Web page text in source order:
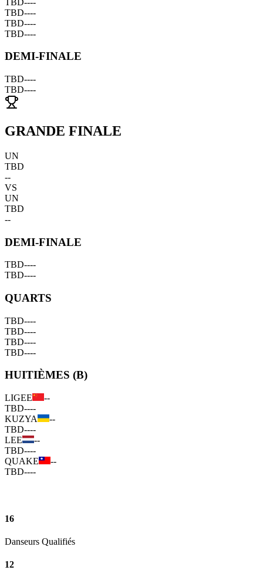
TBD----
TBD----
TBD----
DEMI-FINALE
TBD----
TBD----
GRANDE FINALE
UN
TBD
--
VS
UN
TBD
--
DEMI-FINALE
TBD----
TBD----
QUARTS
TBD----
TBD----
TBD----
TBD----
HUITIÈMES (B)
LIGEE
--
TBD----
KUZYA
--
TBD----
LEE
--
TBD----
QUAKE
--
TBD----
16
Danseurs Qualifiés
12